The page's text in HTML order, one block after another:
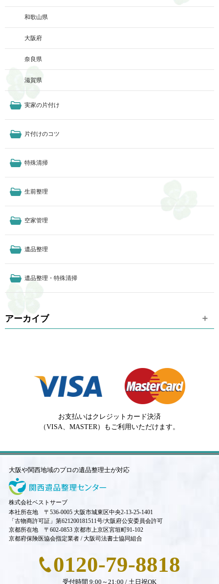
和歌山県
大阪府
奈良県
滋賀県
実家の片付け
片付けのコツ
特殊清掃
生前整理
空家管理
遺品整理
遺品整理・特殊清掃
アーカイブ
お支払いはクレジットカード決済
（VISA、MASTER）もご利用いただけます。
大阪や関西地域のプロの遺品整理士が対応
株式会社ベストサーブ
本社所在地 〒536-0005 大阪市城東区中央2-13-25-1401
「古物商許可証」第621200181511号/大阪府公安委員会許可
京都所在地 〒602-0853 京都市上京区宮垣町91-102
京都府保険医協会指定業者 / 大阪司法書士協同組合
0120-79-8818
受付時間 9:00～21:00 / 土日祝OK